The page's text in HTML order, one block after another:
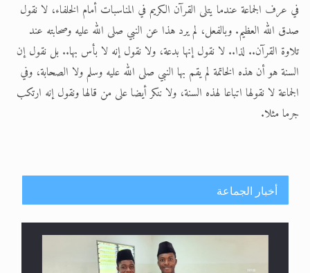
في عرف الجماعة عندما يتلى القرآن الكريم في المناسبات أمام الخلفاء، لا نقول
صدق الله العظيم. وبالفعل، لم يرد هذا عن النبي صلى الله عليه وصحابته عند
تلاوة القرآن.. لذا.. لا نقول إنها بدعة، ولا نقول إنه لا بأس بها.. بل نقول إن
السنة هو أن هذه الخاتمة لم يقم بها النبي صلى الله عليه وسلم ولا الصحابة، وفي
الجماعة لا نقولها اتباعا لهذه السنة، ولا ننكر أيضا على من قالها ونقول إنه ارتكب
جرما مثلا.
أخبار الجماعة